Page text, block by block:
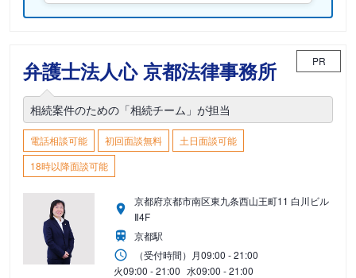
弁護士法人心 京都法律事務所 PR
相続案件のための「相続チーム」が担当
電話相談可能 初回面談無料
土日面談可能
18時以降面談可能
京都府京都市南区東九条西山王町11 白川ビル
Ⅱ4F
京都駅
（受付時間） 月09:00 - 21:00
火09:00 - 21:00 水09:00 - 21:00